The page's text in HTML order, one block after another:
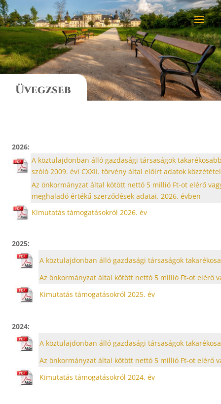
Üvegzseb
2026:
A köztulajdonban álló gazdasági társaságok
szóló 2009. évi CXXII. törvény által előírt adatok
Az önkormányzat által kötött nettó 5 millió Ft-ot elérő
meghaladó értékű szerződések adatai. 2026. évben
Kimutatás támogatásokról 2026. év
2025:
A köztulajdonban álló gazdasági társaságok
Az önkormányzat által kötött nettó 5 millió Ft-ot elérő
Kimutatás támogatásokról 2025. év
2024:
A köztulajdonban álló gazdasági társaságok
Az önkormányzat által kötött nettó 5 millió Ft-ot elérő
Kimutatás támogatásokról 2024. év